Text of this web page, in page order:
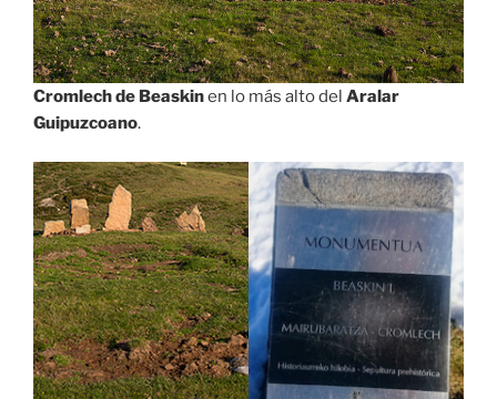
Cromlech de Beaskinen lo más alto del Aralar
Guipuzcoano.